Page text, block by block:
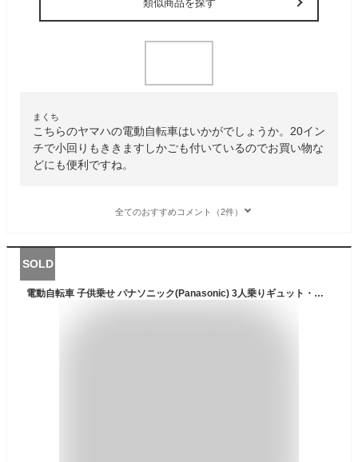
類似商品を探す
まくち
こちらのヤマハの電動自転車はいかがでしょうか。20イン
チで小回りもききますしかごも付いているのでお買い物な
どにも便利ですね。
全てのおすすめコメント（2件）
SOLD
電動自転車 子供乗せ パナソニック(Panasonic) 3人乗りギュット・クルームR・DX ホリゾンブルー 20インチ 2023年モデル BE-FRD032-C1